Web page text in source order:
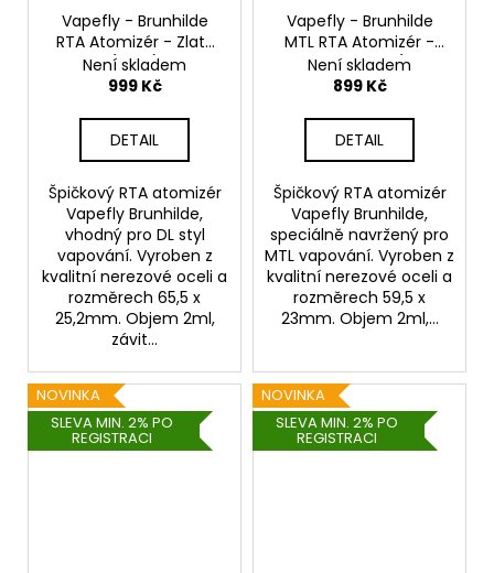
Vapefly - Brunhilde
RTA Atomizér - Zlatý
(Gold)
Není skladem
999 Kč
DETAIL
Špičkový RTA atomizér
Vapefly Brunhilde,
vhodný pro DL styl
vapování. Vyroben z
kvalitní nerezové oceli a
rozměrech 65,5 x
25,2mm. Objem 2ml,
závit...
Vapefly - Brunhilde
MTL RTA Atomizér -
Tmavě modrý (Dark
Blue)
Není skladem
899 Kč
DETAIL
Špičkový RTA atomizér
Vapefly Brunhilde,
speciálně navržený pro
MTL vapování. Vyroben z
kvalitní nerezové oceli a
rozměrech 59,5 x
23mm. Objem 2ml,...
NOVINKA
SLEVA MIN. 2% PO
REGISTRACI
NOVINKA
SLEVA MIN. 2% PO
REGISTRACI